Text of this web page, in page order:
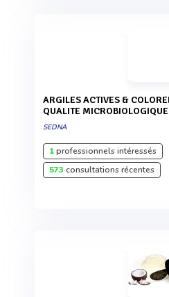
ARGILES ACTIVES & COLOREES ECOCERT - HAUTE
QUALITE MICROBIOLOGIQUE
SEDNA
1professionnels intéressés
573 consultations récentes